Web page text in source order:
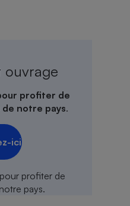
ouvrage
profiter de
notre pays.
ici